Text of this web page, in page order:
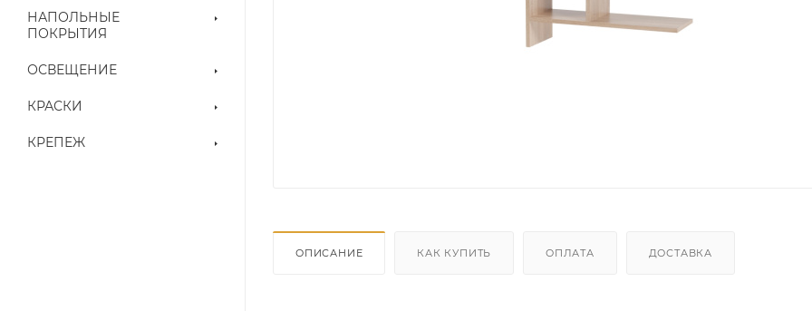
НАПОЛЬНЫЕ
ПОКРЫТИЯ
ОСВЕЩЕНИЕ
КРАСКИ
КРЕПЕЖ
ОПИСАНИЕ КАК КУПИТЬ ОПЛАТА ДОСТАВКА